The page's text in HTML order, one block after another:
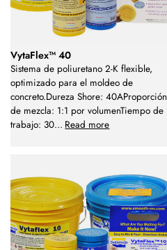
VytaFlex™ 40
Sistema de poliuretano 2-K flexible,
optimizado para el moldeo de
concreto.Dureza Shore: 40AProporción
de mezcla: 1:1 por volumenTiempo de
trabajo: 30... Read more